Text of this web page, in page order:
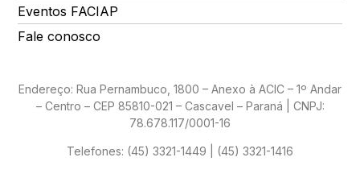
Eventos FACIAP
Fale conosco
Endereço: Rua Pernambuco, 1800 – Anexo à ACIC – 1º Andar
– Centro – CEP 85810-021 – Cascavel – Paraná | CNPJ:
78.678.117/0001-16
Telefones: (45) 3321-1449 | (45) 3321-1416